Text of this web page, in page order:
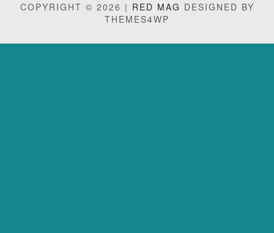
COPYRIGHT © 2026 | RED MAG DESIGNED BY
THEMES4WP